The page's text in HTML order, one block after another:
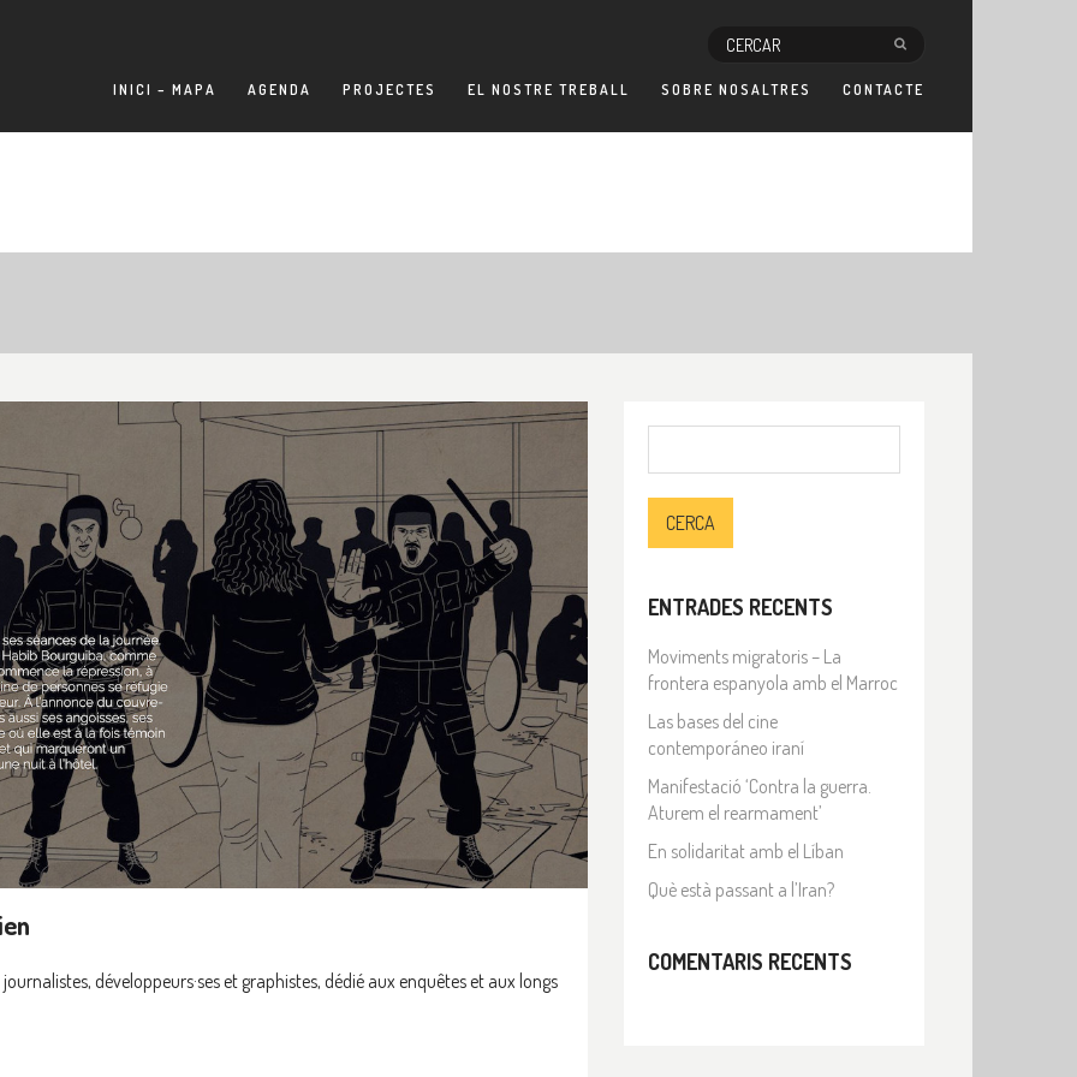
INICI – MAPA AGENDA PROJECTES EL NOSTRE TREBALL SOBRE NOSALTRES CONTACTE
développeurs·ses et graphistes, dédié aux enquêtes et aux longs
ENTRADES RECENTS
Moviments migratoris – La
frontera espanyola amb el Marroc
Las bases del cine
contemporáneo iraní
Manifestació ‘Contra la guerra.
Aturem el rearmament’
En solidaritat amb el Líban
Què està passant a l’Iran?
COMENTARIS RECENTS